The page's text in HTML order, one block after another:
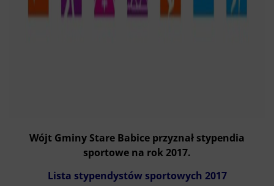
Wójt Gminy Stare Babice przyznał stypendia
sportowe na rok 2017.
Lista stypendystów sportowych 2017